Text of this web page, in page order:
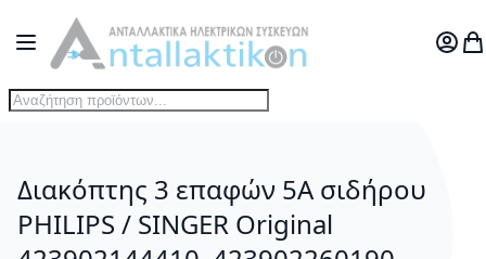
Μετάβαση στο περιεχόμενο
Toggle Nav
Ο
Διακόπτης 3 επαφών 5A σιδήρου
PHILIPS / SINGER Original